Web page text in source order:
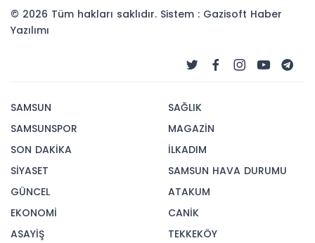
© 2026 Tüm hakları saklıdır. Sistem : Gazisoft Haber
Yazılımı
SAMSUN
SAMSUNSPOR
SON DAKİKA
SİYASET
GÜNCEL
EKONOMİ
ASAYİŞ
SAĞLIK
MAGAZİN
İLKADIM
SAMSUN HAVA DURUMU
ATAKUM
CANİK
TEKKEKÖY